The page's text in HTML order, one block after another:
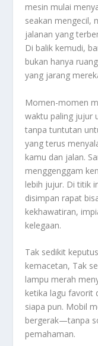
mesin mulai
seakan mengecil,
jalanan yang
Di balik kemudi,
bukan hanya
yang jarang
Momen-momen
waktu paling jujur
tanpa tuntutan
yang terus
kamu dan jalan.
menggenggam
lebih jujur. Di titik
disimpan rapat
kekhawatiran,
kelegaan.
Tak sedikit
kemacetan, Tak
lampu merah
ketika lagu favorit
siapa pun. Mobil
bergerak—tanpa
pemahaman.